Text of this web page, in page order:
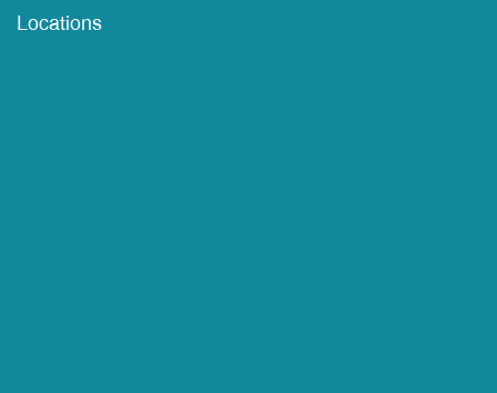
Locations